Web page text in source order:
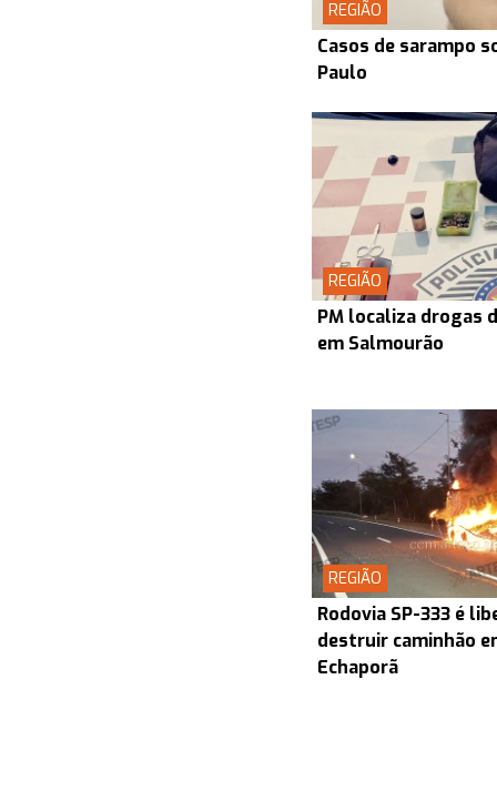
REGIÃO
Casos de sarampo
Paulo
REGIÃO
PM localiza drogas
em Salmourão
REGIÃO
Rodovia SP-333 é
destruir caminhão
Echaporã